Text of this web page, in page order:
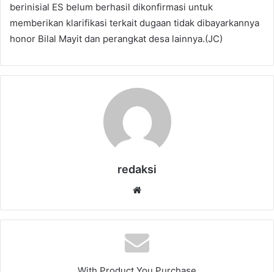
berinisial ES belum berhasil dikonfirmasi untuk
memberikan klarifikasi terkait dugaan tidak dibayarkannya
honor Bilal Mayit dan perangkat desa lainnya.(JC)
redaksi